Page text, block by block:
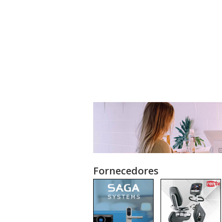
Fornecedores